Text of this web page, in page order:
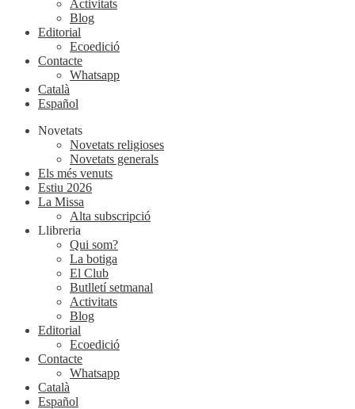
Activitats
Blog
Editorial
Ecoedició
Contacte
Whatsapp
Català
Español
Novetats
Novetats religioses
Novetats generals
Els més venuts
Estiu 2026
La Missa
Alta subscripció
Llibreria
Qui som?
La botiga
El Club
Butlletí setmanal
Activitats
Blog
Editorial
Ecoedició
Contacte
Whatsapp
Català
Español